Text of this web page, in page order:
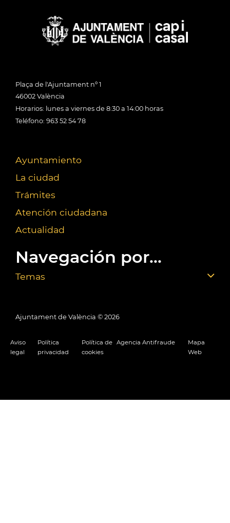
Plaça de l'Ajuntament nº 1
46002 València
Horarios: lunes a viernes de 8:30 a 14:00 horas
Teléfono: 963 52 54 78
Ayuntamiento
La ciudad
Trámites
Atención ciudadana
Actualidad
Navegación por...
Temas
Ajuntament de València © 2026
Aviso
legal
Política
privacidad
Política de
cookies
Agencia Antifraude
Mapa
Web